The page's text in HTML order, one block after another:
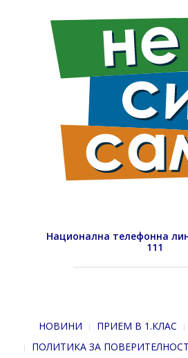
Национална телефонна
111
НОВИНИ ПРИЕМ В 1.КЛАС
ПОЛИТИКА ЗА ПОВЕРИТЕЛНОСТ